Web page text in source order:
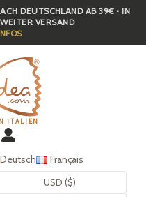
DEUTSCHLAND AB 39€ · IN
VERSAND
ITALIEN
Deutsch Français
USD ($)